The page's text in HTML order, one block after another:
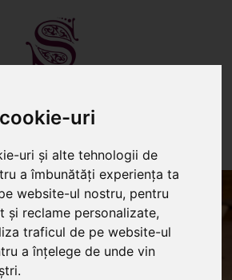
uri
uri și alte tehnologii de
a îmbunătăți experiența ta
website-ul nostru, pentru
și reclame personalizate,
traficul de pe website-ul
a înțelege de unde vin
PRĂJITURI CANDY BAR